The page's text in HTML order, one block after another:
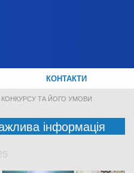
КОНТАКТИ
ТА ЙОГО УМОВИ
інформація